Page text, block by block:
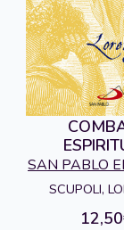
SAN PABLO
SCUPOLI,